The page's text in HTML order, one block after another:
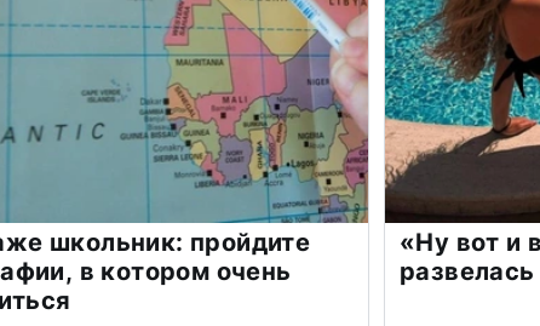
школьник: пройдите
в котором очень
«Ну вот и